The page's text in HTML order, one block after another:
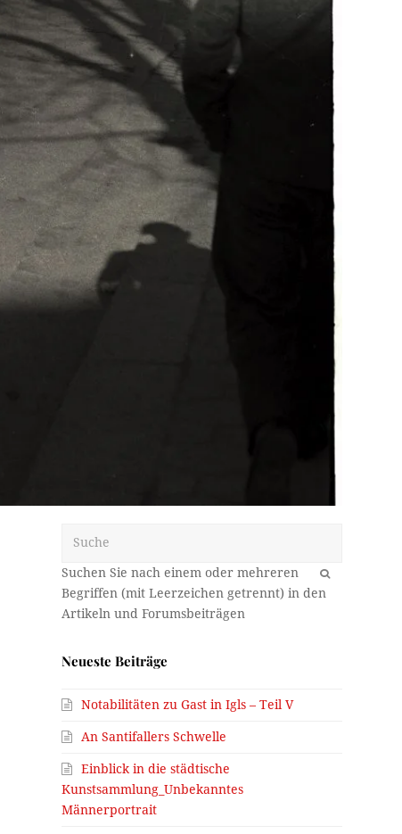
OK
Neueste Beiträge
Notabilitäten zu Gast in Igls – Teil V
An Santifallers Schwelle
Einblick in die städtische
Kunstsammlung_Unbekanntes
Männerportrait